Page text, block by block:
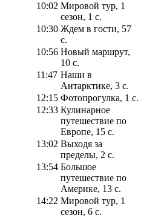
10:02 Мировой тур, 1
сезон, 1 с.
10:30 Ждем в гости, 57
с.
10:56 Новый маршрут,
10 с.
11:47 Наши в
Антарктике, 3 с.
12:15 Фотопрогулка, 1 с.
12:33 Кулинарное
путешествие по
Европе, 15 с.
13:02 Выходя за
пределы, 2 с.
13:54 Большое
путешествие по
Америке, 13 с.
14:22 Мировой тур, 1
сезон, 6 с.